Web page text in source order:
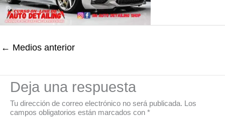
← Medios anterior
Deja una respuesta
Tu dirección de correo electrónico no será publicada. Los
campos obligatorios están marcados con *